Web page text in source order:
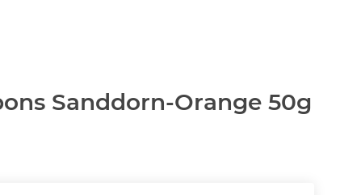
Sanddorn-Orange 50g